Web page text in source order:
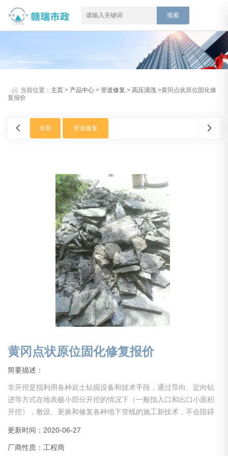
当前位置： 主页 > 产品中心 >管道修复 >高压清洗 >黄冈点状原位固化修
复报价
全部 管道修复
黄冈点状原位固化修复报价
简要描述：
非开挖是指利用各种岩土钻掘设备和技术手段，通过导向、定向钻
进等方式在地表极小部分开挖的情况下（一般指入口和出口小面积
开挖），敷设、更换和修复各种地下管线的施工新技术，不会阻碍
活和工作秩序，解决了传统开挖施工对居民生活的干扰，对交通，
环境，周边建筑物基础的破坏和不良影响，因此具有较高的社会经
更新时间：2020-06-27
厂商性质：工程商